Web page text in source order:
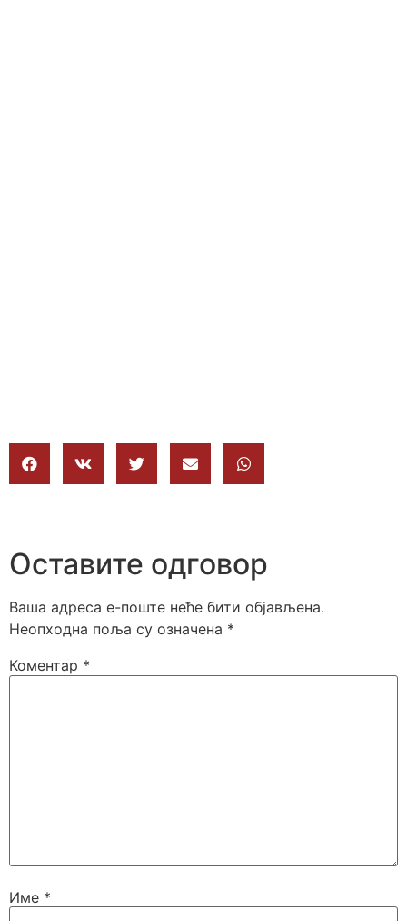
Оставите одговор
Ваша адреса е-поште неће бити објављена.
Неопходна поља су означена *
Коментар *
Име *